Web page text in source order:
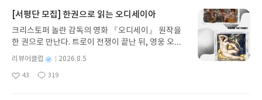
‘새로운 시작’으로 바라보는 작가의 시선이 인상 깊었
다. 인생은 언제나 예기치 못한 순간에 문제와 행복을
동시에 안겨준다. 그 속에서 웃으며 당당히 나아가는
지마인생안끝났어 #순자엄마 #인생 #자존감 #인간
관계 #에세이 #크리에이터 #책추천 #리뷰
데 그가 무슨 수로 내 마음을 알 수 있을까. 그 누구
도 내가 제대로 설명할 수 없거나, 설명하지 않
은 걸 다 알 수 있는 재주는 없으니 그런 무리한 기대
를 걸어서는 안 되었다. 179p-함께한 시간이 몇 해가
쌓이면서 그들은 서로의 마음을 읽는 사이가 되었다.
사소한 것들—출근길에 마시는 차 한 잔, 같이 먹는
떡볶이, 자려고 누운 침대에서의 수다. 그런 평범한
지 못할 거다. 그들에게 이렇게 말해야만 한다. "나
는 십만 프랑짜리 집을 보았어요." 그러면 그들은 탄
성을 지를 것이다. "세상에! 얼마나 아름다운 집일
까!" 34 ~ 35p-어린 왕자는 어린이들을 위한 동화처
럼 보이지만, 그 속에는 깊은 질문이 담겨 있다. 어린
다르고, 또 그 차이가 내게 어떤 영향을 끼치는지 크
[서평단 모집] 한권으로 읽는 오디세이아
크리스토퍼 놀란 감독의 영화 『오디세이』 원작을
한 권으로 만난다. 트로이 전쟁이 끝난 뒤, 영웅 오디
세우스는 고향 이타케로 돌아가기 위해 키클롭스, 마
녀 키르케, 세이렌의 노래, 포세이돈의 분노를 헤쳐
나간다. 그리스 철학 전공자인 옮긴이가 호메로스의
별
리뷰어클럽
성
2026.8.5
좋
43
댓
319
작